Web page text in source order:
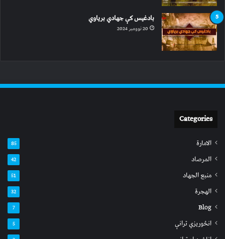
بادغیس کې جهادي بریاوي
20 نوومبر 2024
Categories
الامارة 85
المرصاد 42
منبع الجهاد 51
الهجرة 32
Blog
7
انځوریزي ترانې 5